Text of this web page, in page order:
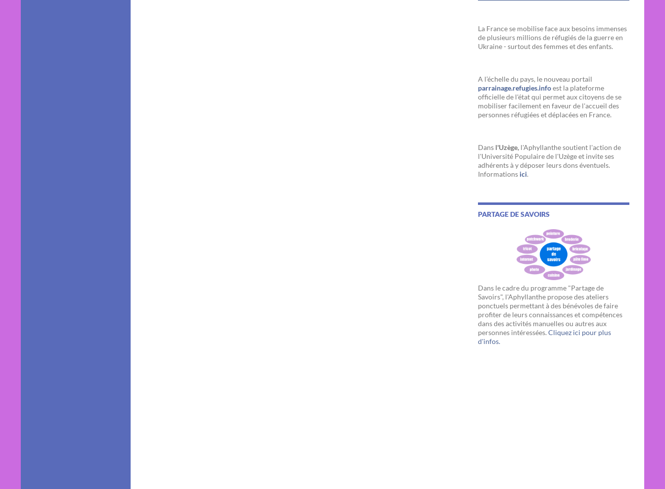
La France se mobilise face aux besoins immenses
de plusieurs millions de réfugiés de la guerre en
Ukraine - surtout des femmes et des enfants.
A l’échelle du pays, le nouveau portail
parrainage.refugies.infoest la plateforme
officielle de l'état qui permet aux citoyens de se
mobiliser facilement en faveur de l'accueil des
personnes réfugiées et déplacées en France.
Dans l'Uzège, l'Aphyllanthe soutient l'action de
l'Université Populaire de l'Uzège et invite ses
adhérents à y déposer leurs dons éventuels.
Informations ici.
PARTAGE DE SAVOIRS
Dans le cadre du programme "Partage de
Savoirs", l'Aphyllanthe propose des ateliers
ponctuels permettant à des bénévoles de faire
profiter de leurs connaissances et compétences
dans des activités manuelles ou autres aux
personnes intéressées. Cliquez ici pour plus
d'infos.